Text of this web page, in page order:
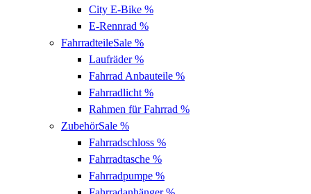
City E-Bike %
E-Rennrad %
FahrradteileSale %
Laufräder%
Fahrrad Anbauteile %
Fahrradlicht %
Rahmen für Fahrrad %
ZubehörSale %
Fahrradschloss %
Fahrradtasche %
Fahrradpumpe %